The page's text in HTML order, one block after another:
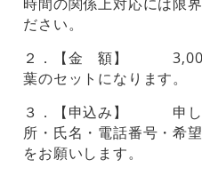
ださい。
２．【金 額】 3,000
葉のセットになります。
３．【申込み】 申し
所・氏名・電話番号・希
をお願いします。